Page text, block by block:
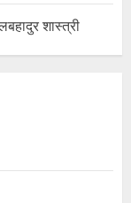
शास्त्री